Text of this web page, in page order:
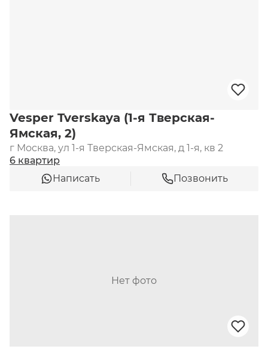
Vesper Tverskaya (1-я Тверская-
Ямская, 2)
г Москва, ул 1-я Тверская-Ямская, д 1-я, кв 2
6 квартир
Написать
Позвонить
Нет фото